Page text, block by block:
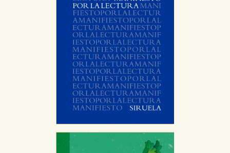
CONFIGURACIÓN DE COOKIES
HABILITAR TODO RECHAZAR TODO
Cookies necesarias